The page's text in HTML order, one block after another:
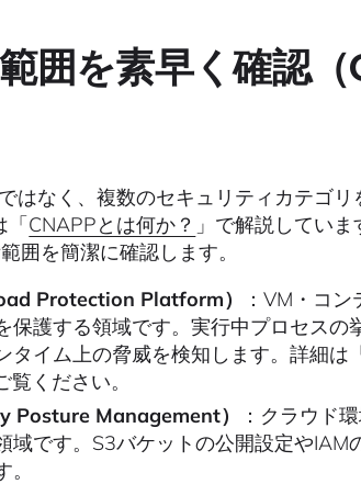
囲を素早く確認
はなく、複数のセキュリティカテゴ
「CNAPPとは何か？ 」で解説してい
囲を簡潔に確認します。
Protection Platform）
：VM・コ
保護する領域です。実行中プロセスの
タイム上の脅威を検知します。詳細は
覧ください。
Posture Management）
：クラウド
域です。S3バケットの公開設定や